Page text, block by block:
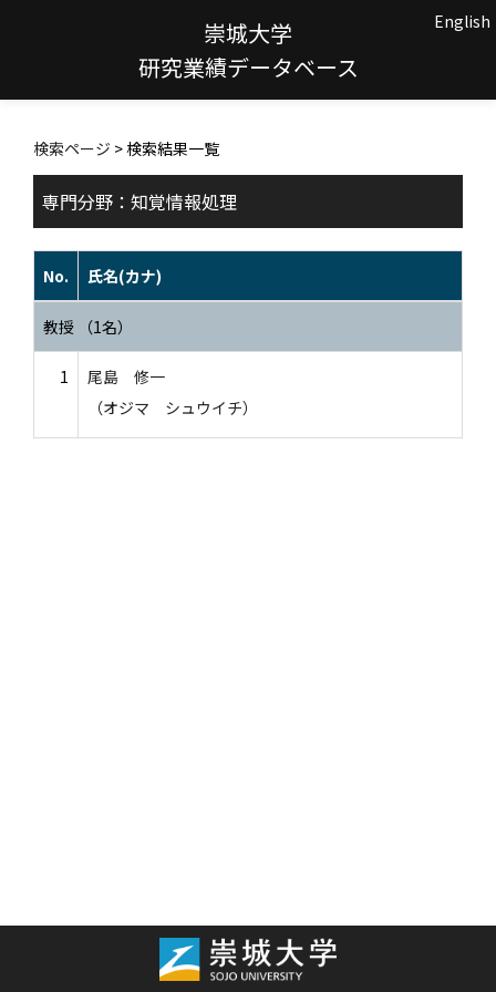
崇城大学
研究業績データベース
English
検索ページ > 検索結果一覧
専門分野：知覚情報処理
No. 氏名(カナ)
教授 （1名）
1
尾島 修一
（オジマ シュウイチ）